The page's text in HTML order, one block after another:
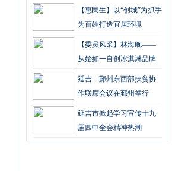
【惠民生】以“创城”为抓手
为百姓打造宜居环境
【委员风采】林海舰——
从始如一自创冰淇淋品牌
延吉—鄞州东西部扶贫协
作联席会议在鄞州举行
延吉市掀起学习宣传十九
届四中全会精神热潮